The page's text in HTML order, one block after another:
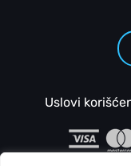
Uslovi